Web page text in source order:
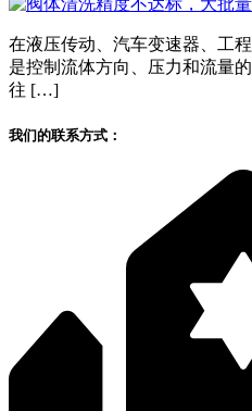
在液压传动、汽车变速器、工
是控制流体方向、压力和流量
往 […]
我们的联系方式：